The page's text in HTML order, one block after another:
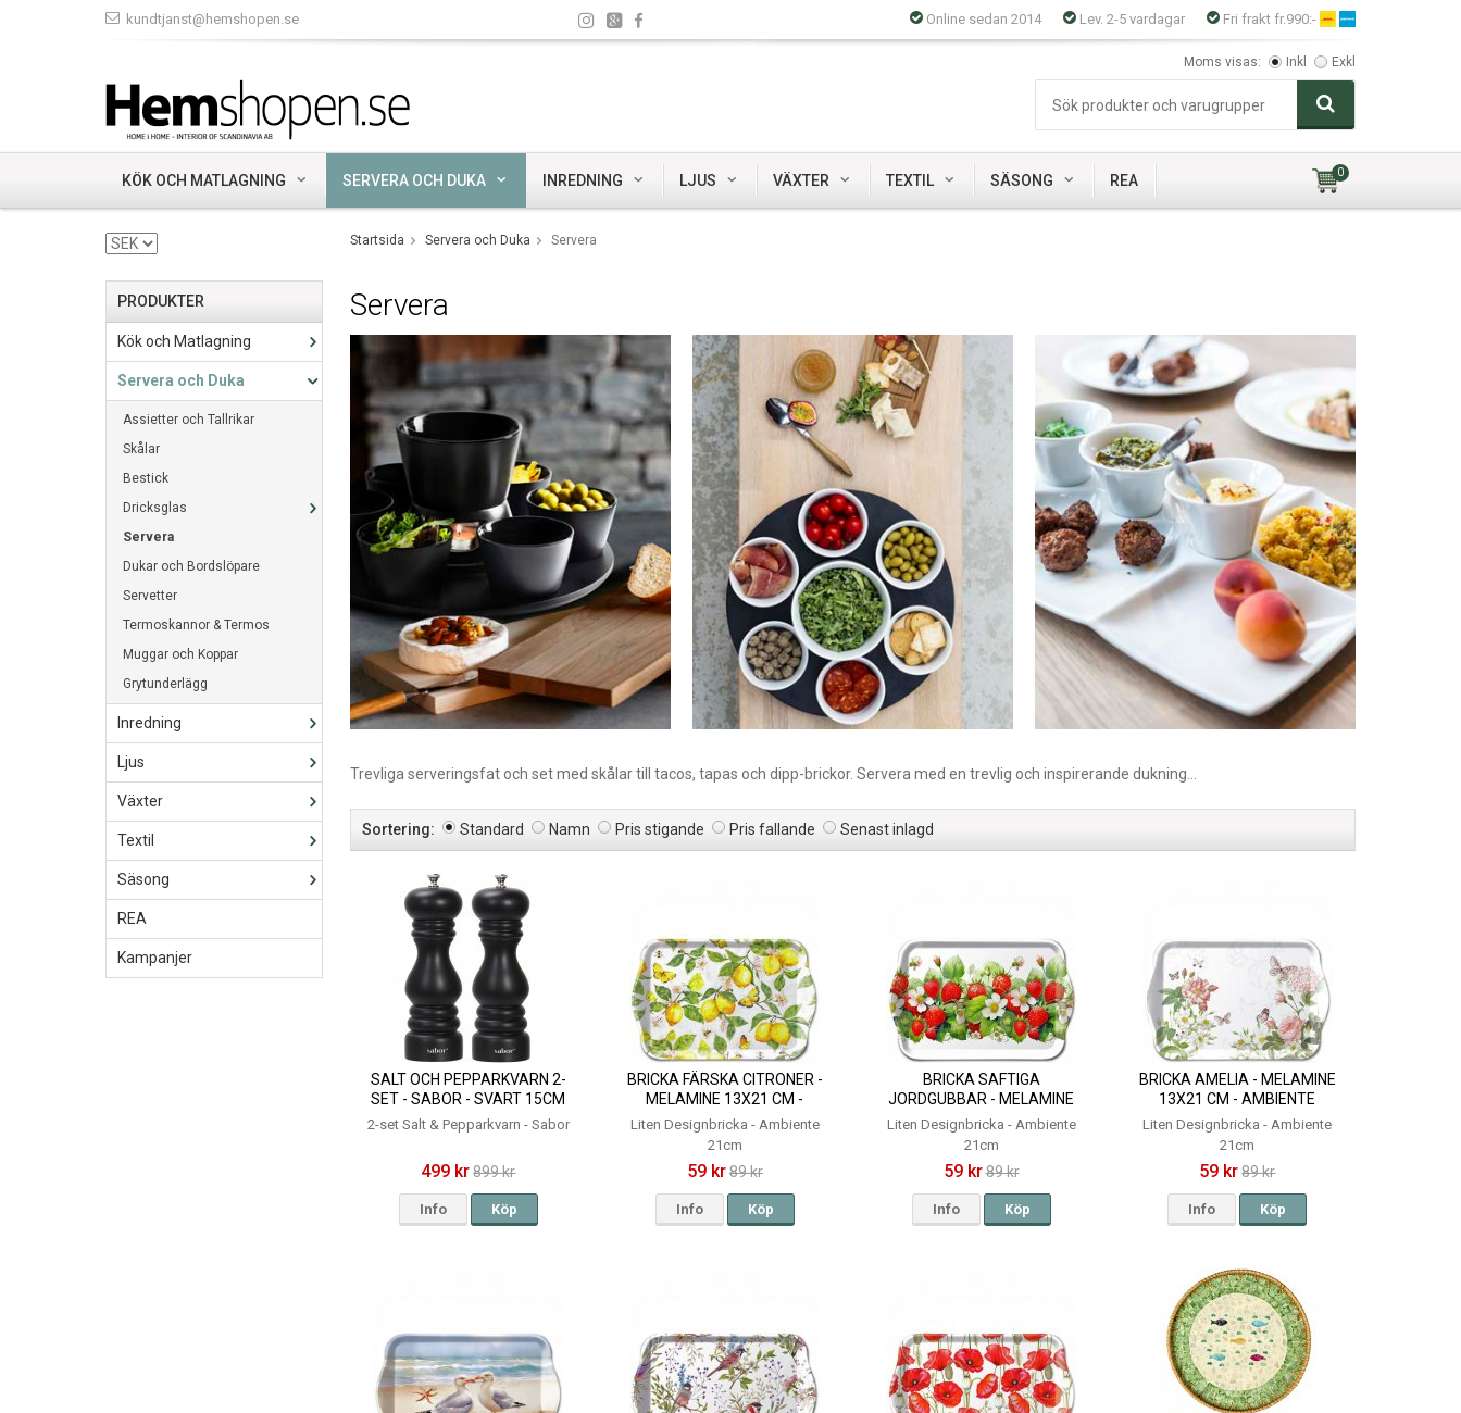
kundtjanst@hemshopen.se Online sedan 2014 Lev. 2-5 vardagar Fri frakt fr.990:-
Moms visas: Inkl Exkl
KÖK OCH MATLAGNING SERVERA OCH DUKA INREDNING LJUS VÄXTER TEXTIL SÄSONG REA 0
PRODUKTER
Kök och Matlagning
Servera och Duka
Assietter och Tallrikar
Skålar
Bestick
Dricksglas
Servera
Dukar och Bordslöpare
Servetter
Termoskannor & Termos
Muggar och Koppar
Grytunderlägg
Inredning
Ljus
Växter
Textil
Säsong
REA
Kampanjer
Startsida Servera och Duka Servera
Servera
Trevliga serveringsfat och set med skålar till tacos, tapas och dipp-brickor. Servera med en trevlig och inspirerande dukning...
Sortering: Standard Namn Pris stigande Pris fallande Senast inlagd
SALT OCH PEPPARKVARN 2-
SET - SABOR - SVART 15CM
2-set Salt & Pepparkvarn - Sabor
499 kr 899 kr
Info Köp
BRICKA FÄRSKA CITRONER -
MELAMINE 13X21 CM -
AMBIENTE
Liten Designbricka - Ambiente
21cm
59 kr89 kr
Info Köp
BRICKA SAFTIGA
JORDGUBBAR - MELAMINE
13X21 CM - AMBIENTE
Liten Designbricka - Ambiente
21cm
59 kr89 kr
Info Köp
BRICKA AMELIA - MELAMINE
13X21 CM - AMBIENTE
Liten Designbricka - Ambiente
21cm
59 kr 89 kr
Info Köp